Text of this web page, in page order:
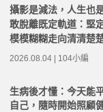
攝影是減法，人生也
敢脫離既定軌道：堅
模模糊糊走向清清楚
慰老師 | 高年級不打烊
2026.08.04 | 104小編
生病後才懂：今天能
自己，隨時開始照顧